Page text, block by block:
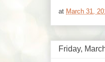
at March 31,
Friday,